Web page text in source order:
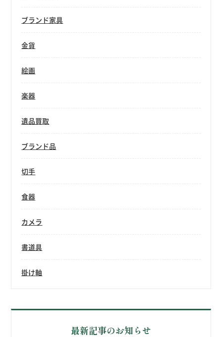
ブランド家具
金貨
絵画
楽器
遺品買取
ブランド品
切手
食器
カメラ
書道具
掛け軸
最新記事のお知らせ